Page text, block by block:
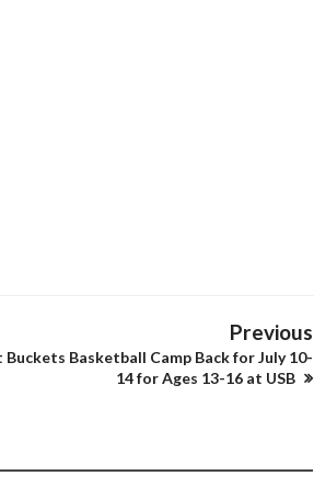
Previous
Buckets Basketball Camp Back for July 10-
14 for Ages 13-16 at USB